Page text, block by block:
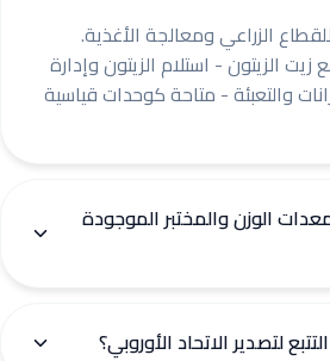
نعم. طُوِّر ZTO Fabrika للقطاع الزراعي ومعالجة الأغذية.
الزيتون - استلام الزيتون وإدارة
والتعبئة - متاحة كوحدات قياسية
الوزن والمختبر الموجودة
لتصدير الاتحاد الأوروبي؟